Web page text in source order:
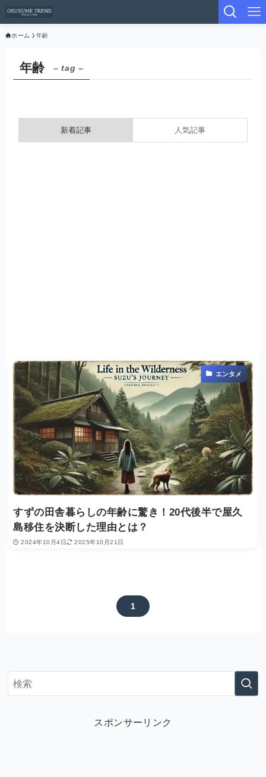
ホーム 年齢
年齢 – tag –
新着記事 人気記事
エンタメ
すずの田舎暮らしの年齢に驚き！20代後半で屋久
島移住を決断した理由とは？
2024年10月4日 2025年10月21日
1
スポンサーリンク